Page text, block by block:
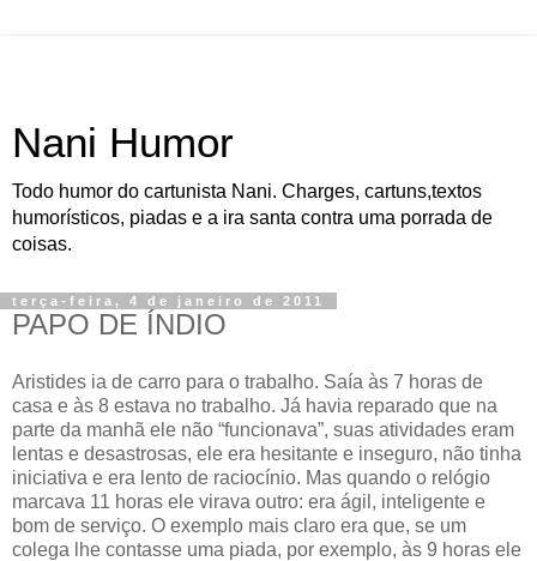
Nani Humor
Todo humor do cartunista Nani. Charges, cartuns,textos
humorísticos, piadas e a ira santa contra uma porrada de
coisas.
terça-feira, 4 de janeiro de 2011
PAPO DE ÍNDIO
Aristides ia de carro para o trabalho. Saía às 7 horas de
casa e às 8 estava no trabalho. Já havia reparado que na
parte da manhã ele não “funcionava”, suas atividades eram
lentas e desastrosas, ele era hesitante e inseguro, não tinha
iniciativa e era lento de raciocínio. Mas quando o relógio
marcava 11 horas ele virava outro: era ágil, inteligente e
bom de serviço. O exemplo mais claro era que, se um
colega lhe contasse uma piada, por exemplo, às 9 horas ele